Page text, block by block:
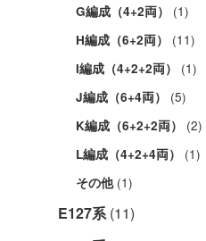
G編成（4+2両） (1)
H編成（6+2両） (11)
I編成（4+2+2両） (1)
J編成（6+4両） (5)
K編成（6+2+2両） (2)
L編成（4+2+4両） (1)
その他(1)
E127系(11)